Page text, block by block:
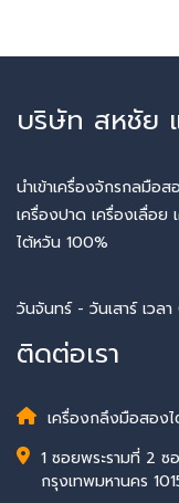
บริษัท สหชัย
นำเข้าเครื่องจักรกลมือ
เครื่องปาด เครื่องเลื่อย
ไต้หวัน 100%
วันจันทร์ - วันเสาร์ เวล
ติดต่อเรา
เครื่องกลึงมือสอง
1 ซอยพระรามที่ 2 ซ
กรุงเทพมหานคร